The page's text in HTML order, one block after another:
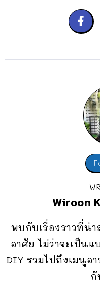
Wiroon
พบกับเรื่องราวที่น่
อาศัย ไม่ว่าจะเป็น
DIY รวมไปถึงเมนูอ
กั